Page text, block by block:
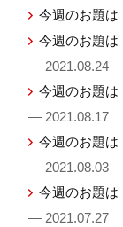
今週のお題は
今週のお題は
— 2021.08.24
今週のお題は
— 2021.08.17
今週のお題は
— 2021.08.03
今週のお題は
— 2021.07.27